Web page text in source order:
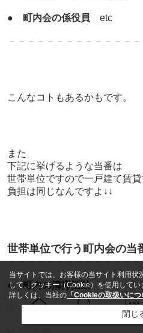
● 町内会の係役員 etc
－－－－－－－－－－－－－
こんなコトもあるかもです。
また
下記に挙げるような当番は
世帯単位ですので一戸建て賃貸
負担は同じなんですよ↓↓
世帯単位で行う町内会の当
－－－－－－－－－－－－－
●町内の清掃活動
問い合
当サイトでは、お客様の当サイト利用状
して、クッキー（Cookie）を使用してい
詳しくは、当社の 「Cookieの取扱いにつ
閉じ